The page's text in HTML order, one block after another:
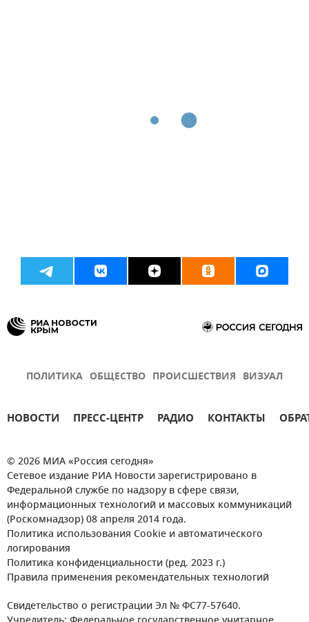
ПОЛИТИКА ОБЩЕСТВО ПРОИСШЕСТВИЯ ВИЗУАЛ
НОВОСТИ ПРЕСС-ЦЕНТР РАДИО КОНТАКТЫ
© 2026 МИА «Россия сегодня»
Сетевое издание РИА Новости зарегистрировано в
Федеральной службе по надзору в сфере связи,
информационных технологий и массовых коммуникаций
(Роскомнадзор) 08 апреля 2014 года.
Политика использования Cookie и автоматического
логирования
Политика конфиденциальности (ред. 2023 г.)
Правила применения рекомендательных технологий
Свидетельство о регистрации Эл № ФС77-57640.